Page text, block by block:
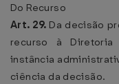
Do Recurso
Art. 29. Da decisão
recurso à
instância
ciência da decisão.